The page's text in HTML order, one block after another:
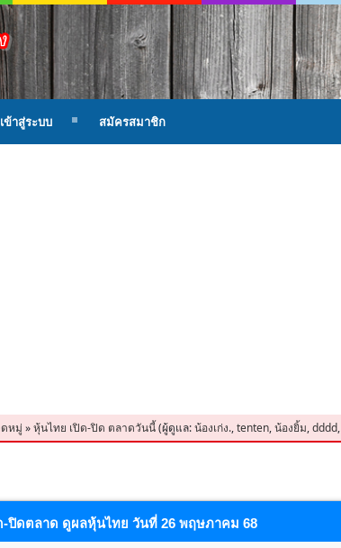
เข้าสู่ระบบ สมัครสมาชิก
หมู่ »หุ้นไทย เปิด-ปิด ตลาดวันนี้(ผู้ดูแล:น้องเก่ง.,tenten,น้องยิ้ม,dddd,
-ปิดตลาด ดูผลหุ้นไทย วันที่ 26 พฤษภาคม 68